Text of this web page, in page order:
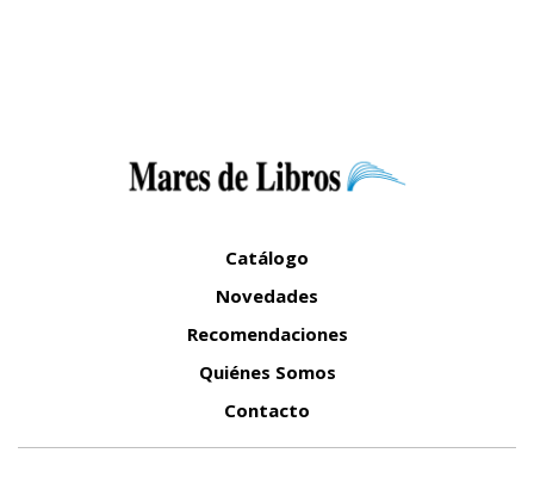
Catálogo
Novedades
Recomendaciones
Quiénes Somos
Contacto